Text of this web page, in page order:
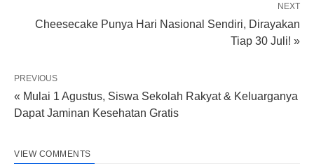
NEXT
Cheesecake Punya Hari Nasional Sendiri, Dirayakan
Tiap 30 Juli! »
PREVIOUS
« Mulai 1 Agustus, Siswa Sekolah Rakyat & Keluarganya
Dapat Jaminan Kesehatan Gratis
VIEW COMMENTS